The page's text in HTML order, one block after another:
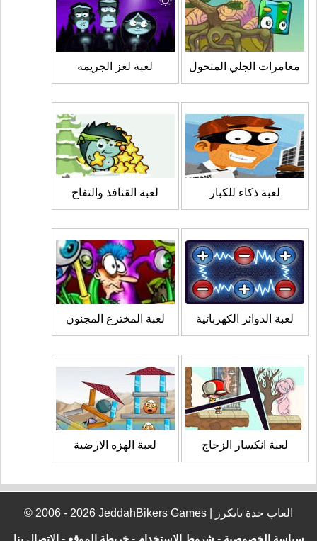
مغامرات الجلي المتحول لعبة لغز الجريمه
لعبة ذكاء للكبار لعبة القنافذ والتفاح
لعبة الدوائر الكهربائية لعبة المخترع المجنون
لعبة انكسار الزجاج لعبة الهزه الارضية
© 2006 - 2026 JeddahBikers Games | العاب جدة بايكرز
سياسة الخصوصية - شروط الإستخدام -خريطة الموقع - الإتصال بنا